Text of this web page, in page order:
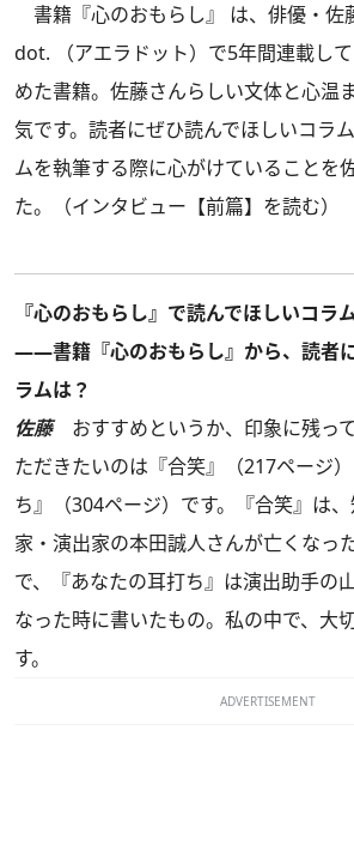
書籍 『心のおもらし』
は、俳優・佐
dot. （アエラドット）で5年間連載し
めた書籍。佐藤さんらしい文体と心温
気です。読者にぜひ読んでほしいコラ
ムを執筆する際に心がけていることを
た。
（インタビュー【前篇】を読む）
『心のおもらし』で読んでほしいコラ
――書籍『心のおもらし』から、読者
ラムは？
佐藤おすすめというか、印象に残っ
ただきたいのは『合笑』（217ページ
ち』（304ページ）です。『合笑』は
家・演出家の本田誠人さんが亡くなっ
で、『あなたの耳打ち』は演出助手の
なった時に書いたもの。私の中で、大
す。
ADVERTISEMENT